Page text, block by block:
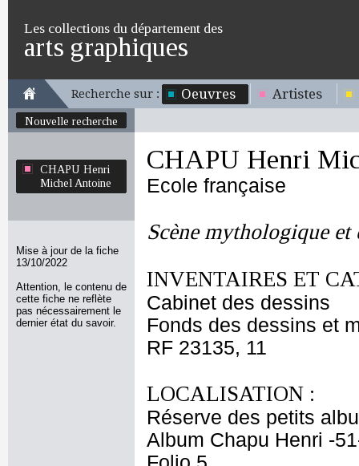
Les collections du département des
arts graphiques
Recherche sur : Oeuvres Artistes
Nouvelle recherche
CHAPU Henri
Michel Antoine
Mise à jour de la fiche
13/10/2022
Attention, le contenu de
cette fiche ne reflète
pas nécessairement le
dernier état du savoir.
CHAPU Henri
Ecole française
Scène mythologique et
INVENTAIRES ET
Cabinet des dessins
Fonds des dessins et
RF 23135, 11
LOCALISATION :
Réserve des petits
Album Chapu Henri -